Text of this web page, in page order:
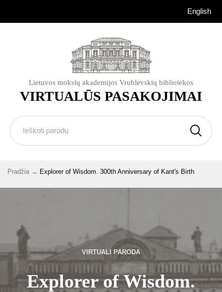
English
Lietuvos mokslų akademijos Vrublevskių bibliotekos
VIRTUALŪS PASAKOJIMAI
Pradžia Explorer of Wisdom. 300th Anniversary of Kant's Birth
VIRTUALI PARODA
Explorer of Wisdom.